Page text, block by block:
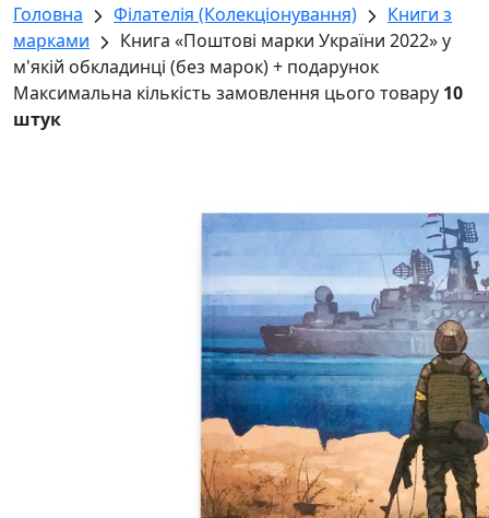
Головна
Філателія (Колекціонування)
Книги з
марками
Книга «Поштові марки України 2022» у
м'якій обкладинці (без марок) + подарунок
Максимальна кількість замовлення цього товару 10
штук